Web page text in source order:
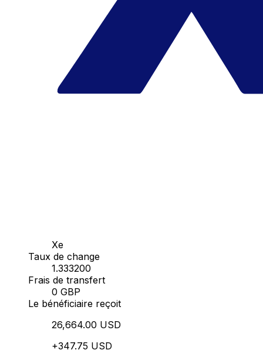
Xe
Taux de change
1.333200
Frais de transfert
0 GBP
Le bénéficiaire reçoit
26,664.00 USD
+347.75 USD